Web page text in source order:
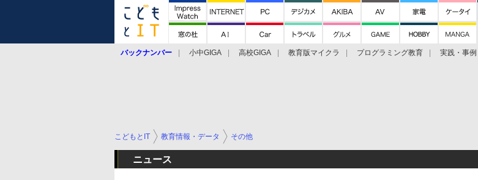
バックナンバー 小中GIGA 高校GIGA 教育版マイクラ プログラミング教育 実践・事例
こどもとIT 教育情報・データ その他
ニュース